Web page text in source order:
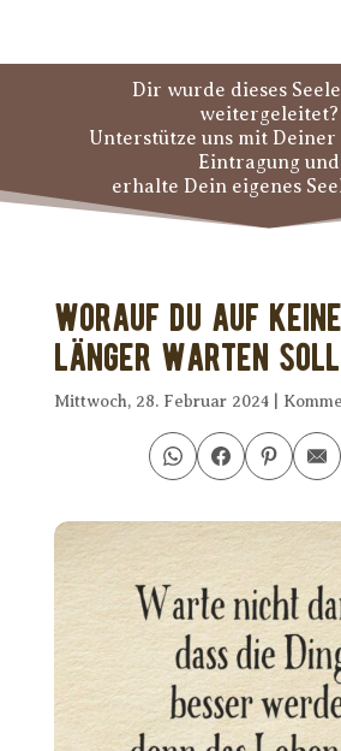
Dir wurde dieses
weitergeleitet?
Unterstütze uns mit Deiner
Eintragung und
erhalte Dein eigenes
Worauf Du auf
länger warten
Mittwoch, 28. Februar 2024|